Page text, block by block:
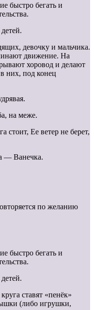
быстро бегать и
девочку и мальчика.
движение. На
хоровод и делают
них, под конец
на меже.
стоит, Ее ветер не берет,
— Ванечка.
по желанию
быстро бегать и
ставят «пенёк»
(либо игрушки,